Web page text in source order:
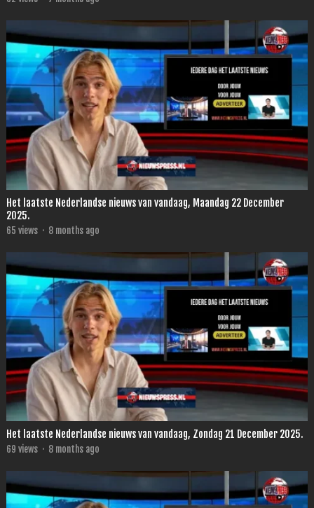
Het laatste Nederlandse nieuws van vandaag, Maandag 22 December
2025.
65 views · 8 months ago
Het laatste Nederlandse nieuws van vandaag, Zondag 21 December 2025.
69 views · 8 months ago